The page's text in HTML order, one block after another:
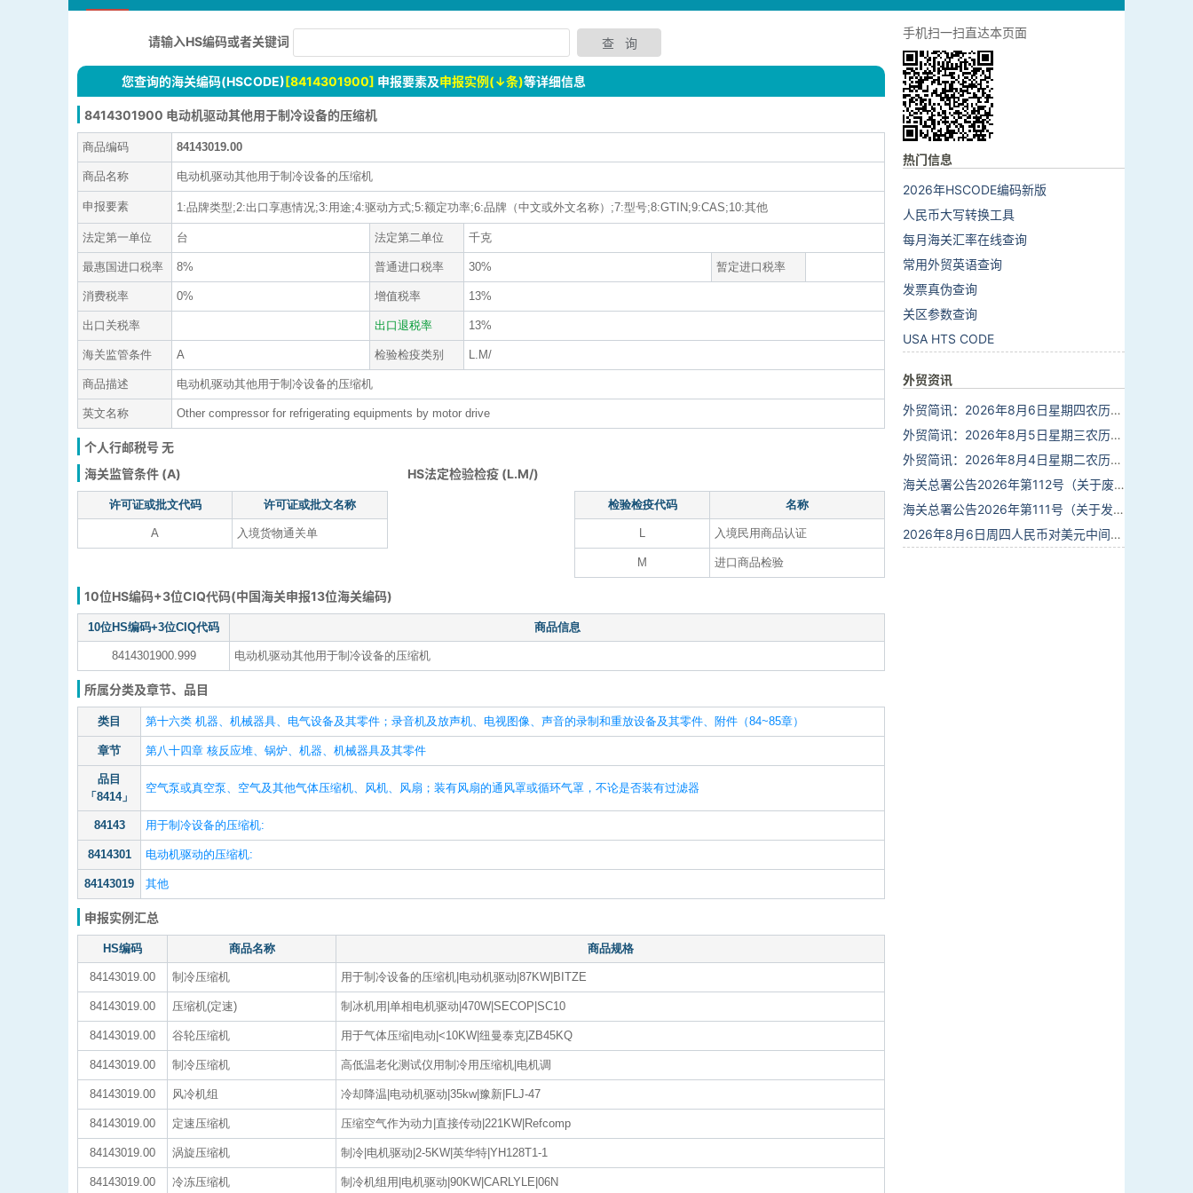
请输入HS编码或者关键词
您查询的海关编码(HSCODE)[8414301900] 申报要素及申报实例(↓条)等详细信息
8414301900 电动机驱动其他用于制冷设备的压缩机
商品编码 84143019.00
商品名称 电动机驱动其他用于制冷设备的压缩机
申报要素 1:品牌类型;2:出口享惠情况;3:用途;4:驱动方式;5:额定功率;6:品牌（中文或外文名称）;7:型号;8:GTIN;9:CAS;10:其他
法定第一单位 台 法定第二单位 千克
最惠国进口税率 8% 普通进口税率 30% 暂定进口税率
消费税率 0% 增值税率 13%
出口关税率 出口退税率 13%
海关监管条件 A 检验检疫类别 L.M/
商品描述 电动机驱动其他用于制冷设备的压缩机
英文名称 Other compressor for refrigerating equipments by motor drive
个人行邮税号 无
海关监管条件 (A)
HS法定检验检疫 (L.M/)
许可证或批文代码 许可证或批文名称
A 入境货物通关单
检验检疫代码 名称
L 入境民用商品认证
M 进口商品检验
10位HS编码+3位CIQ代码(中国海关申报13位海关编码)
10位HS编码+3位CIQ代码 商品信息
8414301900.999 电动机驱动其他用于制冷设备的压缩机
所属分类及章节、品目
类目 第十六类 机器、机械器具、电气设备及其零件；录音机及放声机、电视图像、声音的录制和重放设备及其零件、附件（84~85章）
章节 第八十四章 核反应堆、锅炉、机器、机械器具及其零件
品目
「8414」
空气泵或真空泵、空气及其他气体压缩机、风机、风扇；装有风扇的通风罩或循环气罩，不论是否装有过滤器
84143 用于制冷设备的压缩机:
8414301 电动机驱动的压缩机:
84143019 其他
申报实例汇总
HS编码 商品名称 商品规格
84143019.00 制冷压缩机 用于制冷设备的压缩机|电动机驱动|87KW|BITZE
84143019.00 压缩机(定速) 制冰机用|单相电机驱动|470W|SECOP|SC10
84143019.00 谷轮压缩机 用于气体压缩|电动|<10KW|纽曼泰克|ZB45KQ
84143019.00 制冷压缩机 高低温老化测试仪用制冷用压缩机|电机调
84143019.00 风冷机组 冷却降温|电动机驱动|35kw|豫新|FLJ-47
84143019.00 定速压缩机 压缩空气作为动力|直接传动|221KW|Refcomp
84143019.00 涡旋压缩机 制冷|电机驱动|2-5KW|英华特|YH128T1-1
84143019.00 冷冻压缩机 制冷机组用|电机驱动|90KW|CARLYLE|06N
手机扫一扫直达本页面
热门信息
2026年HSCODE编码新版
人民币大写转换工具
每月海关汇率在线查询
常用外贸英语查询
发票真伪查询
关区参数查询
USA HTS CODE
外贸资讯
外贸简讯：2026年8月6日星期四农历六月廿四
外贸简讯：2026年8月5日星期三农历六月廿三
外贸简讯：2026年8月4日星期二农历六月廿二
海关总署公告2026年第112号（关于废止部分卫生检疫类规范性文件的公告）
海关总署公告2026年第111号（关于发布《进出境动植物检疫处理监督管理工作规定》《进出境卫生处理监督管理工作规定》的公告）
2026年8月6日周四人民币对美元中间价报6.7895调贬6个基点